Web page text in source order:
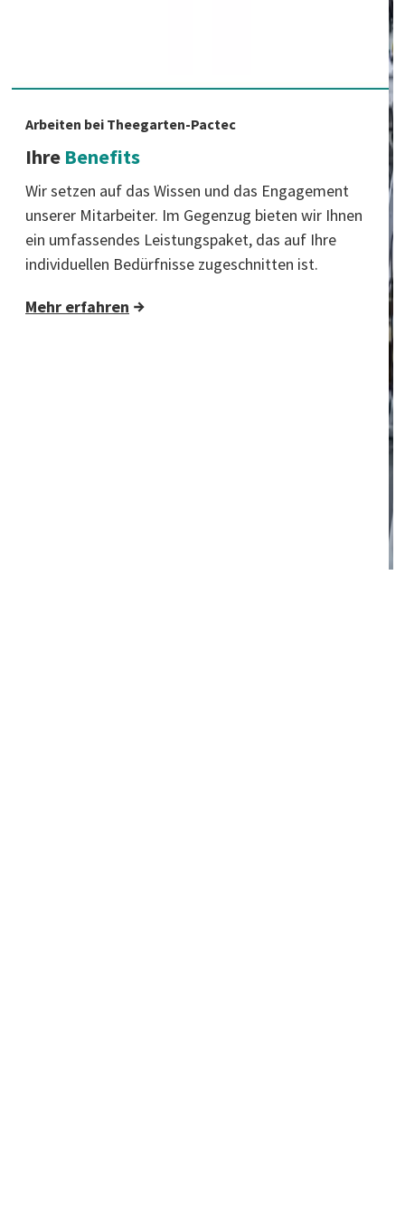
Arbeiten bei Theegarten-Pactec
Ihre Benefits
Wir setzen auf das Wissen und das Engagement
unserer Mitarbeiter. Im Gegenzug bieten wir Ihnen
ein umfassendes Leistungspaket, das auf Ihre
individuellen Bedürfnisse zugeschnitten ist.
Mehr erfahren